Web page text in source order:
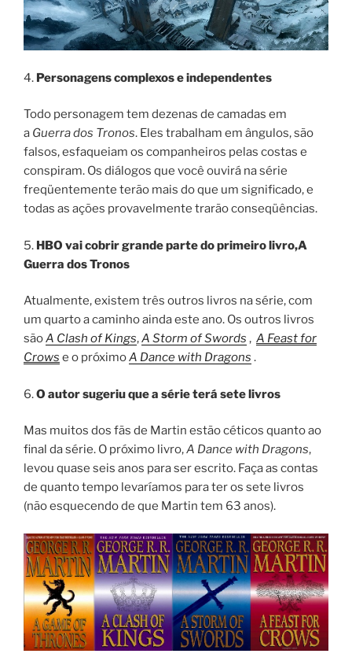
4. Personagens complexos e independentes
Todo personagem tem dezenas de camadas em
a Guerra dos Tronos. Eles trabalham em ângulos, são
falsos, esfaqueiam os companheiros pelas costas e
conspiram. Os diálogos que você ouvirá na série
freqüentemente terão mais do que um significado, e
todas as ações provavelmente trarão conseqüências.
5. HBO vai cobrir grande parte do primeiro livro,A
Guerra dos Tronos
Atualmente, existem três outros livros na série, com
um quarto a caminho ainda este ano. Os outros livros
sãoA Clash of Kings,A Storm of Swords , A Feast for
Crows e o próximoA Dance with Dragons .
6.O autor sugeriu que a série terá sete livros
Mas muitos dos fãs de Martin estão céticos quanto ao
final da série. O próximo livro,A Dance with Dragons,
levou quase seis anos para ser escrito. Faça as contas
de quanto tempo levaríamos para ter os sete livros
(não esquecendo de que Martin tem 63 anos).